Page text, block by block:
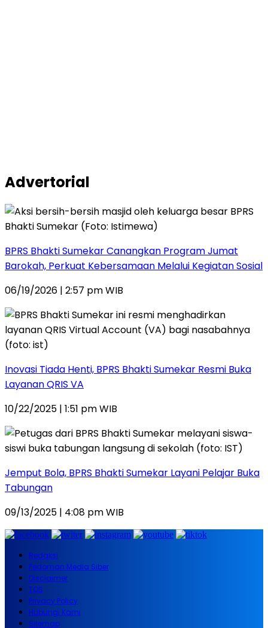
Advertorial
BPRS Bhakti Sumekar Canangkan Program Jumat
Barokah, Perkuat Kebersamaan Melalui Kegiatan Sosial
06/19/2026 | 2:57 pm WIB
Inovasi Tiada Henti, BPRS Bhakti Sumekar Resmi Buka
Layanan QRIS VA
10/22/2025 | 1:51 pm WIB
Jemput Bola, BPRS Bhakti Sumekar Layani Pelajar Buka
Tabungan
09/13/2025 | 4:08 pm WIB
Redaksi
Pedoman Media Siber
Disclaimer
TOS
Privacy Policy
Hubungi Kami
Sitemap